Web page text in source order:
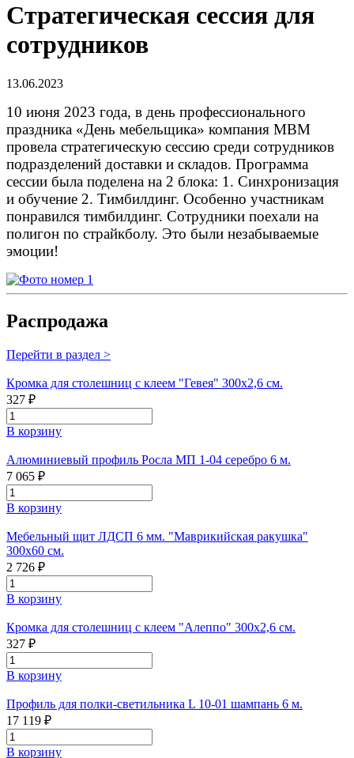
Стратегическая сессия для
сотрудников
13.06.2023
10 июня 2023 года, в день профессионального
праздника «День мебельщика» компания МВМ
провела стратегическую сессию среди сотрудников
подразделений доставки и складов. Программа
сессии была поделена на 2 блока: 1. Синхронизация
и обучение 2. Тимбилдинг. Особенно участникам
понравился тимбилдинг. Сотрудники поехали на
полигон по страйкболу. Это были незабываемые
эмоции!
Распродажа
Перейти в раздел >
Кромка для столешниц с клеем "Гевея" 300х2,6 см.
327 ₽
В корзину
Алюминиевый профиль Росла МП 1-04 серебро 6 м.
7 065 ₽
В корзину
Мебельный щит ЛДСП 6 мм. "Маврикийская ракушка"
300х60 см.
2 726 ₽
В корзину
Кромка для столешниц с клеем "Алеппо" 300х2,6 см.
327 ₽
В корзину
Профиль для полки-светильника L 10-01 шампань 6 м.
17 119 ₽
В корзину